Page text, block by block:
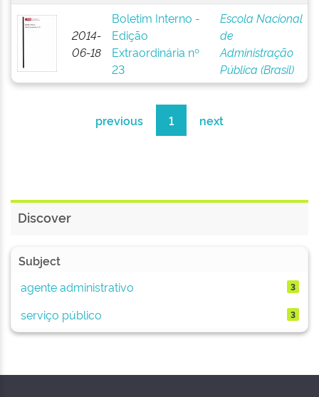
2014-
06-18
Boletim Interno -
Edição
Extraordinária nº
23
Escola Nacional
de
Administração
Pública (Brasil)
previous 1 next
Discover
Subject
agente administrativo
3
serviço público 3